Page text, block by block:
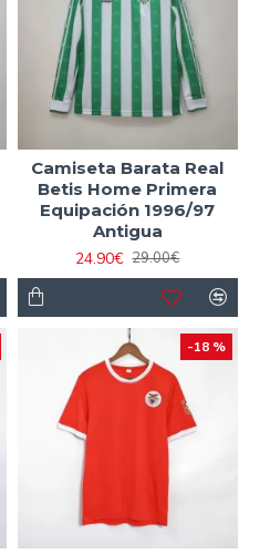
Camiseta Barata Real
Betis Home Primera
Equipación 1996/97
Antigua
24.90€ 29.00€
-18 %